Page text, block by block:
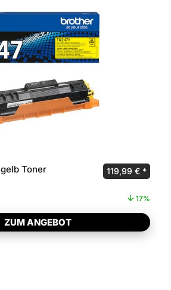
brother TN-247Y gelb Toner Ursprünglicher
119,99 €
17%
ZUM ANGEBOT